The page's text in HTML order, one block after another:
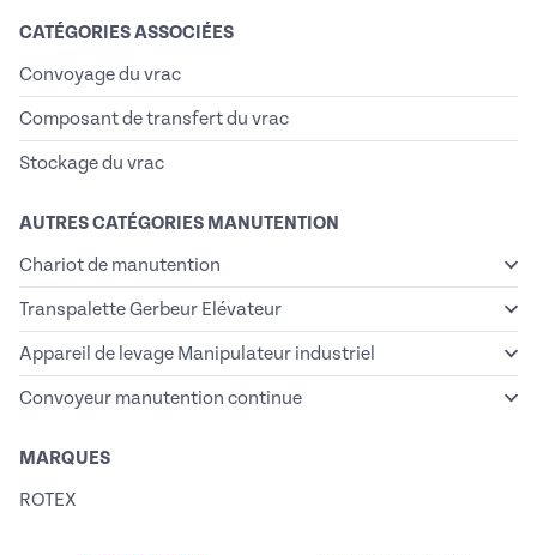
CATÉGORIES ASSOCIÉES
Convoyage du vrac
Composant de transfert du vrac
Stockage du vrac
AUTRES CATÉGORIES MANUTENTION
Chariot de manutention
Transpalette Gerbeur Elévateur
Appareil de levage Manipulateur industriel
Convoyeur manutention continue
MARQUES
ROTEX